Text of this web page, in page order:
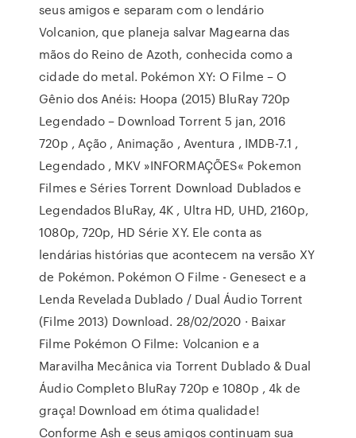
seus amigos e separam com o lendário
Volcanion, que planeja salvar Magearna das
mãos do Reino de Azoth, conhecida como a
cidade do metal. Pokémon XY: O Filme – O
Gênio dos Anéis: Hoopa (2015) BluRay 720p
Legendado – Download Torrent 5 jan, 2016
720p , Ação , Animação , Aventura , IMDB-7.1 ,
Legendado , MKV »INFORMAÇÕES« Pokemon
Filmes e Séries Torrent Download Dublados e
Legendados BluRay, 4K , Ultra HD, UHD, 2160p,
1080p, 720p, HD Série XY. Ele conta as
lendárias histórias que acontecem na versão XY
de Pokémon. Pokémon O Filme - Genesect e a
Lenda Revelada Dublado / Dual Áudio Torrent
(Filme 2013) Download. 28/02/2020 · Baixar
Filme Pokémon O Filme: Volcanion e a
Maravilha Mecânica via Torrent Dublado & Dual
Áudio Completo BluRay 720p e 1080p , 4k de
graça! Download em ótima qualidade!
Conforme Ash e seus amigos continuam sua